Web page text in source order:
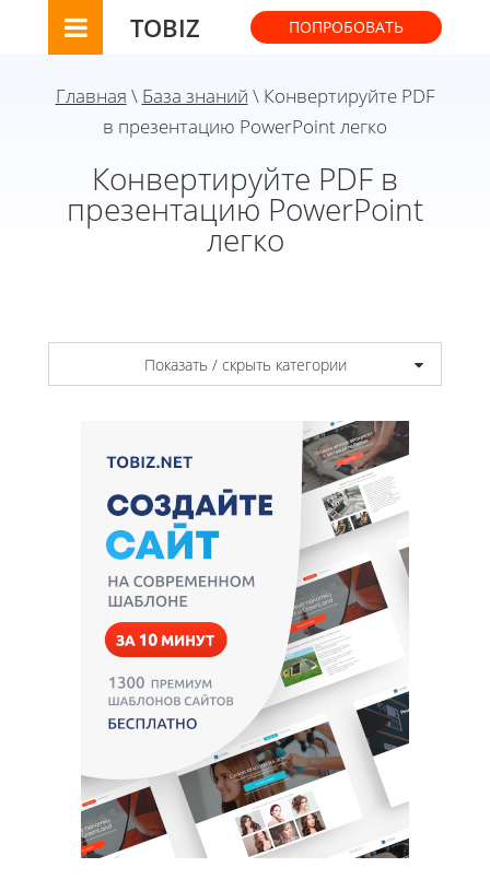
TOBIZ ПОПРОБОВАТЬ
Главная \ База знаний \ Конвертируйте PDF
в презентацию PowerPoint легко
Конвертируйте PDF в
презентацию PowerPoint
легко
Показать / скрыть категории